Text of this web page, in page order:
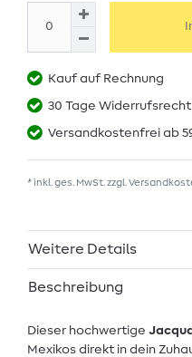
Kauf auf Rechnung
30 Tage Widerrufsrecht
Versandkostenfrei ab
* inkl. ges. MwSt. zzgl.
Weitere Details
Beschreibung
Dieser hochwertige
Mexikos direkt in dein